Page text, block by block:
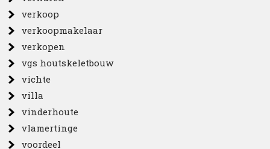
verkoop
verkoopmakelaar
verkopen
vgs houtskeletbouw
vichte
villa
vinderhoute
vlamertinge
voordeel